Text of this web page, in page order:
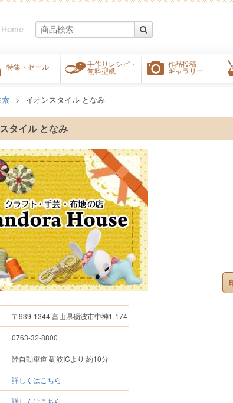
特集・セール
手作りレシピ・
無料型紙
作品投稿
ギャラリー
索 イオンスタイル となみ
タイル となみ
〒939-1344 富山県砺波市中神1-174
0763-32-8800
陸自動車道 砺波ICより 約10分
詳しくはこちら
詳しくはこちら